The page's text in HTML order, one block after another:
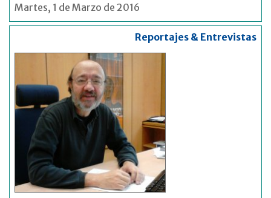
Martes, 1 de Marzo de 2016
Reportajes & Entrevistas